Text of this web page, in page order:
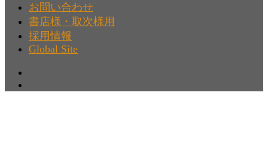
お問い合わせ
書店様・取次様用
採用情報
Global Site